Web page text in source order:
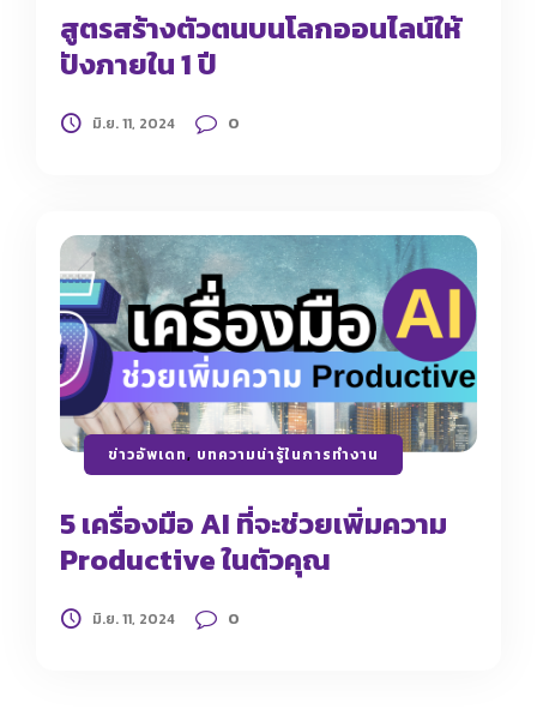
สูตรสร้างตัวตนบนโลกออนไลน์ให้
ปังภายใน 1 ปี
มิ.ย. 11, 2024 0
ข่าวอัพเดท, บทความน่ารู้ในการทำงาน
5 เครื่องมือ AI ที่จะช่วยเพิ่มความ
Productive ในตัวคุณ
มิ.ย. 11, 2024 0